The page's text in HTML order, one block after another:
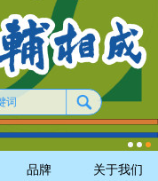
品牌 关于我们